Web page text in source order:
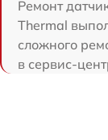
Ремонт
Thermal
сложного
в сервис-